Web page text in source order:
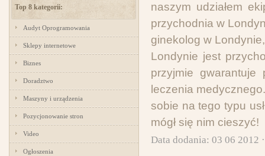
Top 8 kategorii:
Audyt Oprogramowania
Sklepy internetowe
Biznes
Doradztwo
Maszyny i urządzenia
Pozycjonowanie stron
Video
Ogłoszenia
naszym udziałem
przychodnia w
ginekolog w
Londynie jest
przyjmie
leczenia
sobie na tego typu
mógł się nim cieszyć!
Data dodania: 03 06 2012